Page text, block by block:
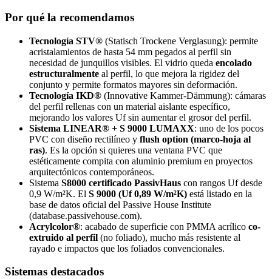
Por qué la recomendamos
Tecnología STV® (Statisch Trockene Verglasung): permite
acristalamientos de hasta 54 mm pegados al perfil sin
necesidad de junquillos visibles. El vidrio queda encolado
estructuralmente al perfil, lo que mejora la rigidez del
conjunto y permite formatos mayores sin deformación.
Tecnología IKD® (Innovative Kammer-Dämmung): cámaras
del perfil rellenas con un material aislante específico,
mejorando los valores Uf sin aumentar el grosor del perfil.
Sistema LINEAR® + S 9000 LUMAXX: uno de los pocos
PVC con diseño rectilíneo y flush option (marco-hoja al
ras). Es la opción si quieres una ventana PVC que
estéticamente compita con aluminio premium en proyectos
arquitectónicos contemporáneos.
Sistema S8000 certificado PassivHaus con rangos Uf desde
0,9 W/m²K. El S 9000 (Uf 0,89 W/m²K) está listado en la
base de datos oficial del Passive House Institute
(database.passivehouse.com).
Acrylcolor®: acabado de superficie con PMMA acrílico co-
extruido al perfil (no foliado), mucho más resistente al
rayado e impactos que los foliados convencionales.
Sistemas destacados